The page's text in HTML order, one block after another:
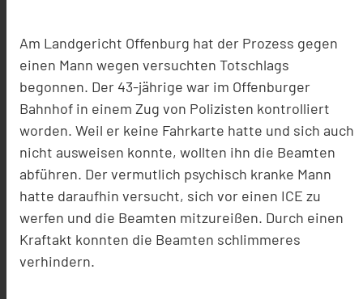
Am Landgericht Offenburg hat der Prozess gegen
einen Mann wegen versuchten Totschlags
begonnen. Der 43-jährige war im Offenburger
Bahnhof in einem Zug von Polizisten kontrolliert
worden. Weil er keine Fahrkarte hatte und sich auch
nicht ausweisen konnte, wollten ihn die Beamten
abführen. Der vermutlich psychisch kranke Mann
hatte daraufhin versucht, sich vor einen ICE zu
werfen und die Beamten mitzureißen. Durch einen
Kraftakt konnten die Beamten schlimmeres
verhindern.